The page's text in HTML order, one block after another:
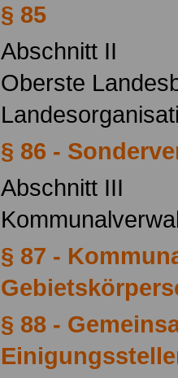
§ 85
Abschnitt II
Oberste
§ 86 -
Abschnitt III
§ 87 -
§ 88 -